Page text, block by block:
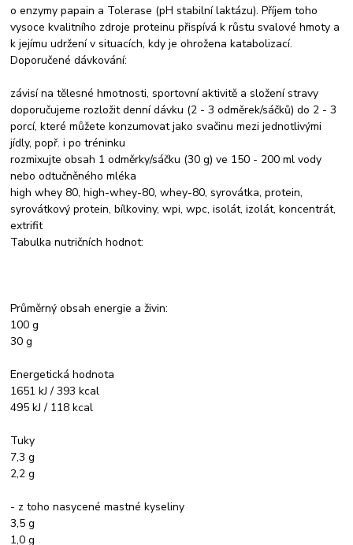
o enzymy papain a Tolerase (pH stabilní laktázu). Příjem toho
vysoce kvalitního zdroje proteinu přispívá k růstu svalové hmoty a
k jejímu udržení v situacích, kdy je ohrožena katabolizací.
Doporučené dávkování:
závisí na tělesné hmotnosti, sportovní aktivitě a složení stravy
doporučujeme rozložit denní dávku (2 - 3 odměrek/sáčků) do 2 - 3
porcí, které můžete konzumovat jako svačinu mezi jednotlivými
jídly, popř. i po tréninku
rozmixujte obsah 1 odměrky/sáčku (30 g) ve 150 - 200 ml vody
nebo odtučněného mléka
high whey 80, high-whey-80, whey-80, syrovátka, protein,
syrovátkový protein, bílkoviny, wpi, wpc, isolát, izolát, koncentrát,
extrifit
Tabulka nutričních hodnot:
Průměrný obsah energie a živin:
100 g
30 g
Energetická hodnota
1651 kJ / 393 kcal
495 kJ / 118 kcal
Tuky
7,3 g
2,2 g
- z toho nasycené mastné kyseliny
3,5 g
1,0 g